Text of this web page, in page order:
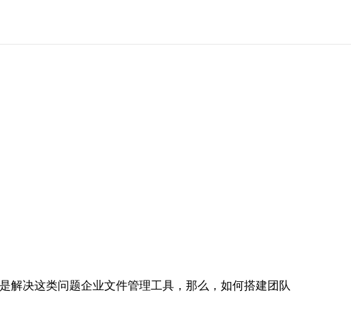
解决这类问题企业文件管理工具，那么，如何搭建团队